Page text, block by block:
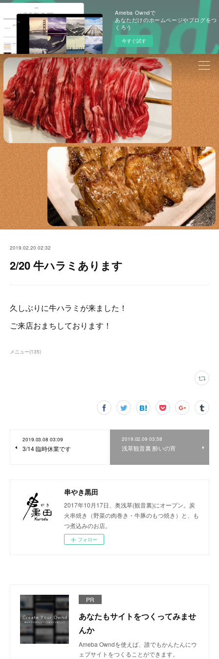
Ameba Owndで
あなただけのホームページやブログをつ
くろう
今すぐ試す
2019.02.20 02:32
2/20 牛ハラミあります
久しぶりに牛ハラミが来ました！
ご来店おまちしております！
メニュー(135)
2019.03.08 03:09
3/14 臨時休業です
2019.02.09 03:58
浅草観音裏 酔いの宵
串やき黒田
2017年10月17日、奥浅草(観音裏)にオープン。炭
火串焼き（野菜の肉巻き・牛豚のもつ焼き）と、も
つ煮込みのお店。
フォロー
PR
あなたもサイトをつくってみませ
んか
Ameba Owndを使えば、誰でもかんたんにウ
ェブサイトをつくることができます。